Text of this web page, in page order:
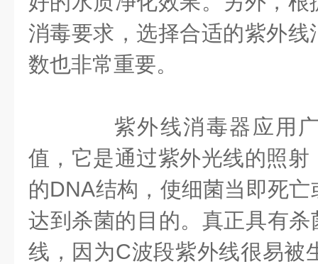
消毒要求，选择合适的紫外
数也非常重要。
紫外线消毒器应用广
值，它是通过紫外光线的照
的DNA结构，使细菌当即死
达到杀菌的目的。真正具有
线，因为C波段紫外线很易被